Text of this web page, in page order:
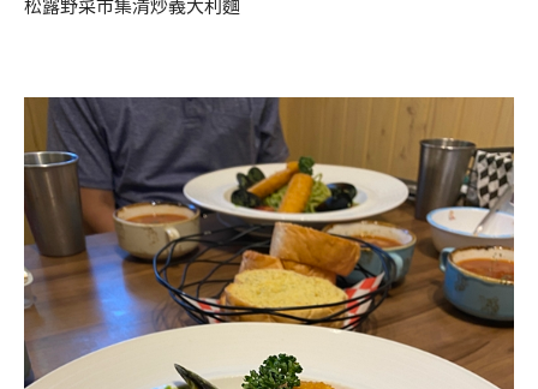
松露野菜市集清炒義大利麵